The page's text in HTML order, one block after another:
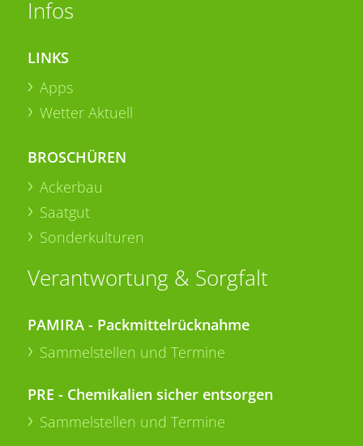
Infos
LINKS
Apps
Wetter Aktuell
BROSCHÜREN
Ackerbau
Saatgut
Sonderkulturen
Verantwortung & Sorgfalt
PAMIRA - Packmittelrücknahme
Sammelstellen und Termine
PRE - Chemikalien sicher entsorgen
Sammelstellen und Termine